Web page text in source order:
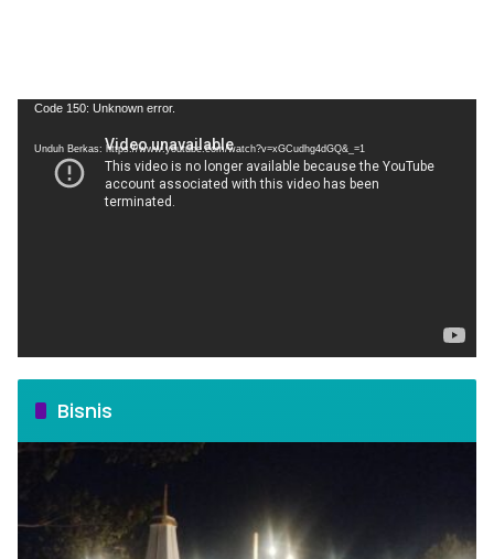
Pemutar
Code 150: Unknown error.
Unduh Berkas: https://www.youtube.com/watch?v=xGCudhg4dGQ&_=1
Bisnis